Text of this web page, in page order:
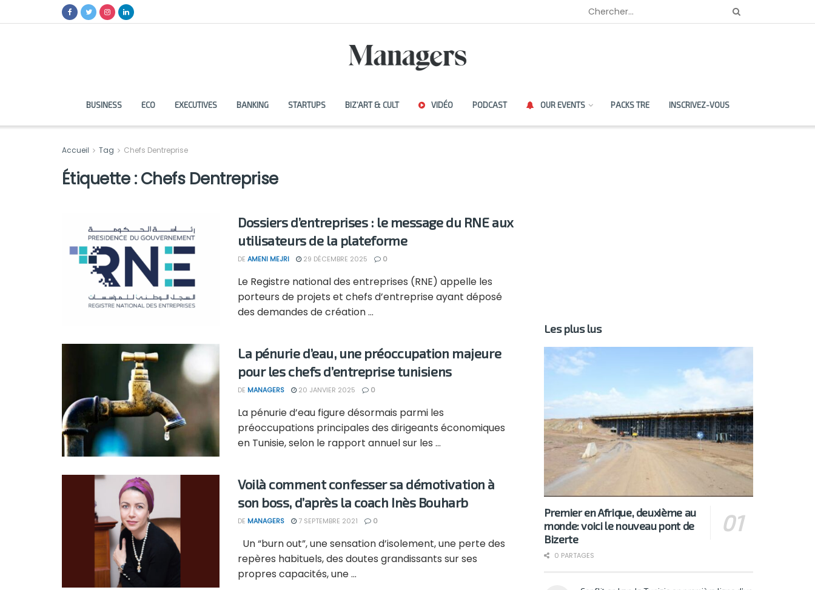
BUSINESS ECO EXECUTIVES BANKING STARTUPS BIZ’ART & CULT VIDÉO PODCAST OUR EVENTS PACKS TRE INSCRIVEZ-VOUS
Accueil Tag Chefs Dentreprise
Étiquette :Chefs Dentreprise
Dossiers d’entreprises : le message du RNE aux
utilisateurs de la plateforme
DE AMENI MEJRI 29 DÉCEMBRE 2025 0
Le Registre national des entreprises (RNE) appelle les
porteurs de projets et chefs d’entreprise ayant déposé
des demandes de création ...
La pénurie d’eau, une préoccupation majeure
pour les chefs d’entreprise tunisiens
DE MANAGERS 20 JANVIER 2025 0
La pénurie d’eau figure désormais parmi les
préoccupations principales des dirigeants économiques
en Tunisie, selon le rapport annuel sur les ...
Voilà comment confesser sa démotivation à
son boss, d’après la coach Inès Bouharb
DE MANAGERS 7 SEPTEMBRE 2021 0
Un “burn out”, une sensation d’isolement, une perte des
repères habituels, des doutes grandissants sur ses
propres capacités, une ...
Les plus lus
Premier en Afrique, deuxième au
monde: voici le nouveau pont de
Bizerte
0 PARTAGES